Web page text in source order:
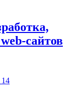
сайтов
14